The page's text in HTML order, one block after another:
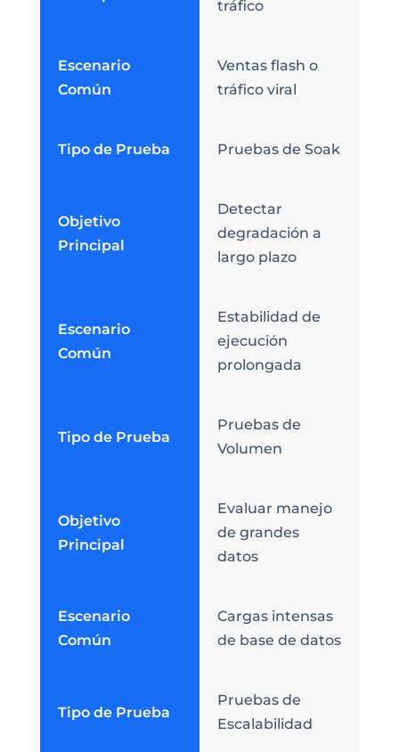
tráfico
Escenario
Común
Ventas flash o
tráfico viral
Tipo de Prueba Pruebas de Soak
Objetivo
Principal
Detectar
degradación a
largo plazo
Escenario
Común
Estabilidad de
ejecución
prolongada
Tipo de Prueba
Pruebas de
Volumen
Objetivo
Principal
Evaluar manejo
de grandes
datos
Escenario
Común
Cargas intensas
de base de datos
Tipo de Prueba
Pruebas de
Escalabilidad